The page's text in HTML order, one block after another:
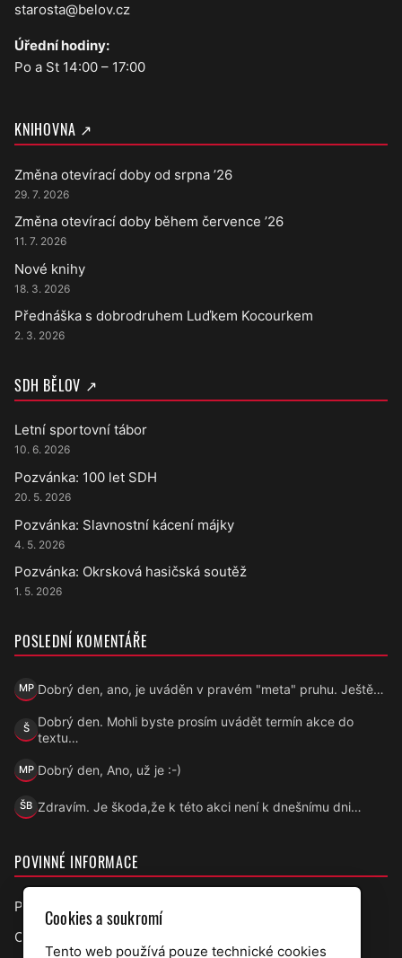
starosta@belov.cz
Úřední hodiny:
Po a St 14:00 – 17:00
KNIHOVNA ↗
Změna otevírací doby od srpna ’26
29. 7. 2026
Změna otevírací doby během července ’26
11. 7. 2026
Nové knihy
18. 3. 2026
Přednáška s dobrodruhem Luďkem Kocourkem
2. 3. 2026
SDH BĚLOV ↗
Letní sportovní tábor
10. 6. 2026
Pozvánka: 100 let SDH
20. 5. 2026
Pozvánka: Slavnostní kácení májky
4. 5. 2026
Pozvánka: Okrsková hasičská soutěž
1. 5. 2026
POSLEDNÍ KOMENTÁŘE
MPMarek Přecechtěl
Dobrý den, ano, je uváděn v pravém "meta" pruhu. Ještě…
ŠŠárka
Dobrý den. Mohli byste prosím uvádět termín akce do
textu…
MP
Marek Přecechtěl
Dobrý den, Ano, už je :-)
ŠBŠárka B.
Zdravím. Je škoda,že k této akci není k dnešnímu dni…
POVINNÉ INFORMACE
Prohlášení o přístupnosti
Ochrana osobních údajů
Cookies a soukromí
Tento web používá pouze technické cookies